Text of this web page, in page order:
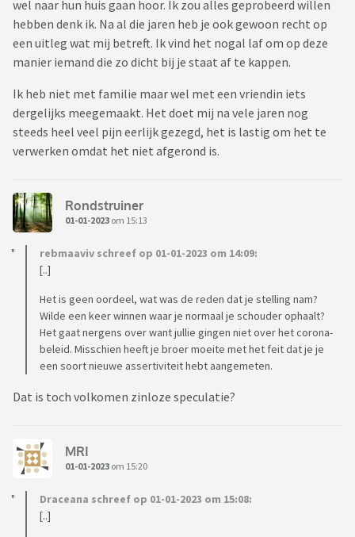
Ik heb gelezen over vervreemding binnen het gezin en de
rouw die daarbij komt kijken. Maar hoe rouw je om iemand die
gewoon nog bestaat? Die zo zichtbaar wordt verzwegen als
uiteraard gewoon zien. Hoe neem je afscheid terwijl je niet
weet waarom je dat afscheid moet nemen?
wel naar hun huis gaan hoor. Ik zou alles geprobeerd willen
hebben denk ik. Na al die jaren heb je ook gewoon recht op
een uitleg wat mij betreft. Ik vind het nogal laf om op deze
manier iemand die zo dicht bij je staat af te kappen.
Ik heb niet met familie maar wel met een vriendin iets
dergelijks meegemaakt. Het doet mij na vele jaren nog
steeds heel veel pijn eerlijk gezegd, het is lastig om het te
verwerken omdat het niet afgerond is.
Rondstruiner
01-01-2023 om 15:13
rebmaaviv schreef op 01-01-2023 om 14:09:
[..]
Het is geen oordeel, wat was de reden dat je stelling nam?
Wilde een keer winnen waar je normaal je schouder ophaalt?
Het gaat nergens over want jullie gingen niet over het corona-
beleid. Misschien heeft je broer moeite met het feit dat je je
een soort nieuwe assertiviteit hebt aangemeten.
Dat is toch volkomen zinloze speculatie?
MRI
01-01-2023 om 15:20
Draceana schreef op 01-01-2023 om 15:08:
[..]